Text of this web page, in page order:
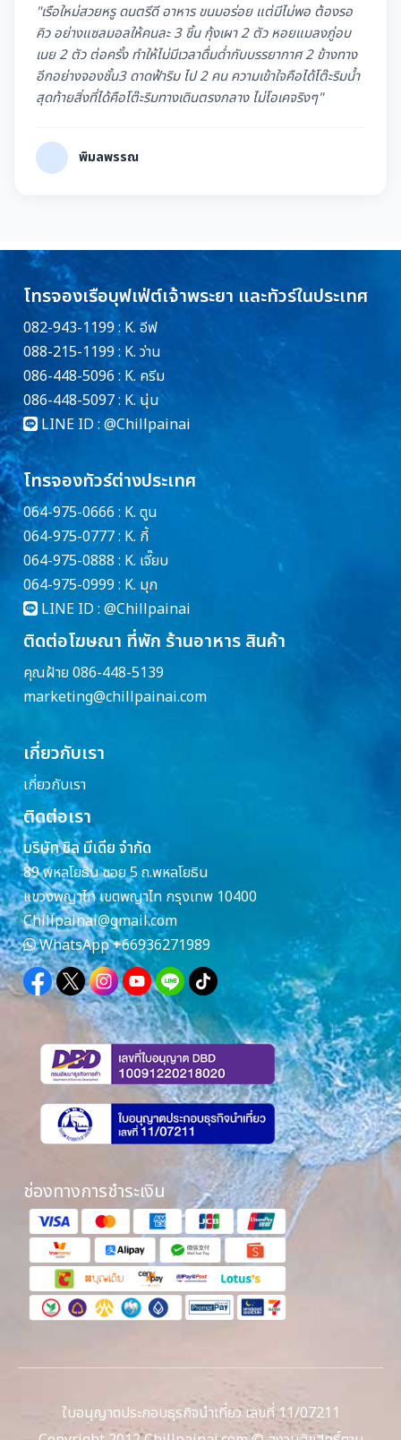
"เรือใหม่สวยหรู ดนตรีดี อาหาร ขนมอร่อย แต่มีไม่พอ ต้องรอ
คิว อย่างแซลมอลให้คนละ 3 ชิ้น กุ้งเผา 2 ตัว หอยแมลงภู่อบ
เนย 2 ตัว ต่อครั้ง ทำให้ไม่มีเวลาดื่มด่ำกับบรรยากาศ 2 ข้างทาง
อีกอย่างจองชั้น3 ดาดฟ้าริม ไป 2 คน ความเข้าใจคือได้โต๊ะริมน้ำ
สุดท้ายสิ่งที่ได้คือโต๊ะริมทางเดินตรงกลาง ไม่โอเคจริงๆ"
พิมลพรรณ
โทรจองเรือบุฟเฟ่ต์เจ้าพระยา และทัวร์ในประเทศ
082-943-1199 : K. อีฟ
088-215-1199 : K. ว่าน
086-448-5096 : K. ครีม
086-448-5097 : K. นุ่น
LINE ID : @Chillpainai
โทรจองทัวร์ต่างประเทศ
064-975-0666 : K. ตูน
064-975-0777 : K. กี้
064-975-0888 : K. เจี๊ยบ
064-975-0999 : K. มุก
LINE ID : @Chillpainai
ติดต่อโฆษณา ที่พัก ร้านอาหาร สินค้า
คุณฝ้าย 086-448-5139
marketing@chillpainai.com
เกี่ยวกับเรา
เกี่ยวกับเรา
ติดต่อเรา
บริษัท ชิล มีเดีย จำกัด
89 พหลโยธิน ซอย 5 ถ.พหลโยธิน
แขวงพญาไท เขตพญาไท กรุงเทพ 10400
Chillpainai@gmail.com
WhatsApp+66936271989
ช่องทางการชำระเงิน
ใบอนุญาตประกอบธุรกิจนำเที่ยว เลขที่ 11/07211